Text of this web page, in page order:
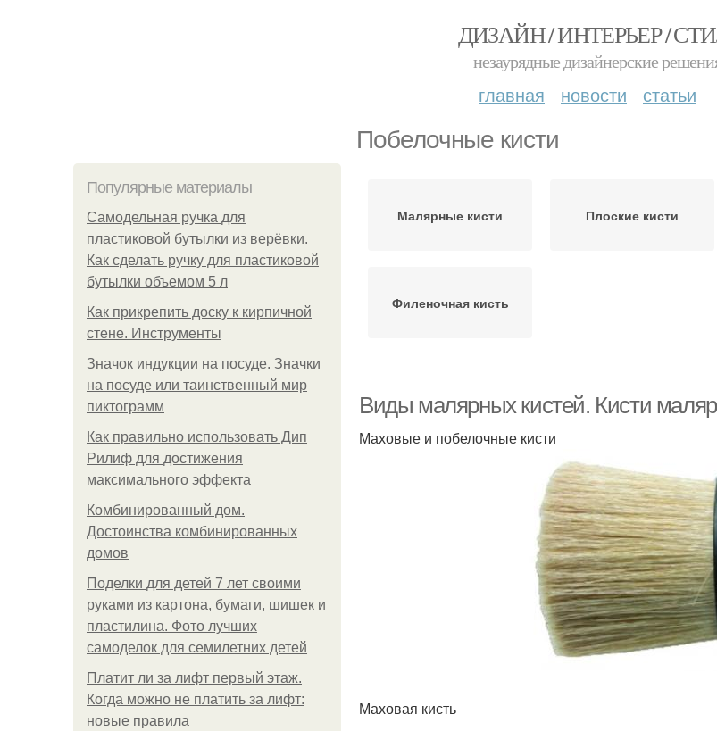
ДИЗАЙН / ИНТЕРЬЕР /
незаурядные дизайнерские
главная новости статьи
Побелочные кисти
Популярные материалы
Самодельная ручка для
пластиковой бутылки из верёвки.
Как сделать ручку для пластиковой
бутылки объемом 5 л
Как прикрепить доску к кирпичной
стене. Инструменты
Значок индукции на посуде. Значки
на посуде или таинственный мир
пиктограмм
Как правильно использовать Дип
Рилиф для достижения
максимального эффекта
Комбинированный дом.
Достоинства комбинированных
домов
Поделки для детей 7 лет своими
руками из картона, бумаги, шишек и
пластилина. Фото лучших
самоделок для семилетних детей
Платит ли за лифт первый этаж.
Когда можно не платить за лифт:
новые правила
Малярные кисти Плоские кисти
Филеночная кисть
Виды малярных кистей. Кисти
Маховые и побелочные кисти
Маховая кисть